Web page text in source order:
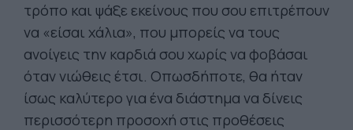
τρόπο και ψάξε εκείνους που σου επιτρέπουν
να «είσαι χάλια», που μπορείς να τους
ανοίγεις την καρδιά σου χωρίς να φοβάσαι
όταν νιώθεις έτσι. Οπωσδήποτε, θα ήταν
ίσως καλύτερο για ένα διάστημα να δίνεις
περισσότερη προσοχή στις προθέσεις